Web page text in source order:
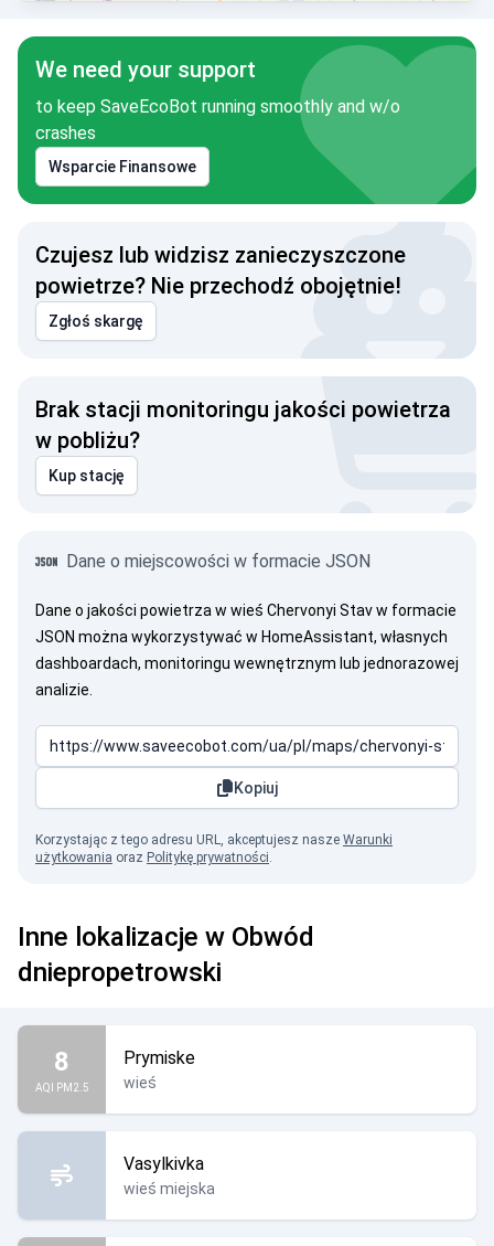
We need your support
to keep SaveEcoBot running smoothly and w/o
crashes
Wsparcie Finansowe
Czujesz lub widzisz zanieczyszczone
powietrze? Nie przechodź obojętnie!
Zgłoś skargę
Brak stacji monitoringu jakości powietrza
w pobliżu?
Kup stację
Dane o miejscowości w formacie JSON
Dane o jakości powietrza w wieś Chervonyi Stav w formacie
JSON można wykorzystywać w HomeAssistant, własnych
dashboardach, monitoringu wewnętrznym lub jednorazowej
analizie.
Kopiuj
Korzystając z tego adresu URL, akceptujesz nasze Warunki
użytkowania oraz Politykę prywatności.
Inne lokalizacje w Obwód
dniepropetrowski
8
AQI PM2.5
Prymiske
wieś
Vasylkivka
wieś miejska